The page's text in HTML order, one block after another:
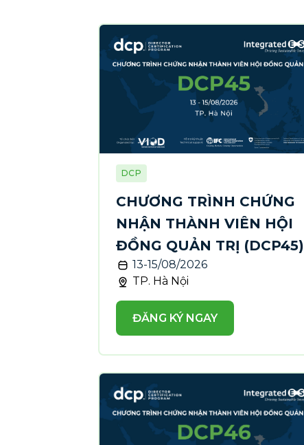
DCP
CHƯƠNG TRÌNH CHỨNG
NHẬN THÀNH VIÊN HỘI
ĐỒNG QUẢN TRỊ (DCP45)
13-15/08/2026
TP. Hà Nội
ĐĂNG KÝ NGAY